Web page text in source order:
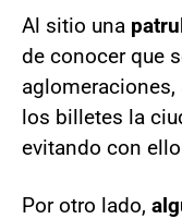
Al sitio una
de conocer que
los billetes la
evitando con
Por otro lado,